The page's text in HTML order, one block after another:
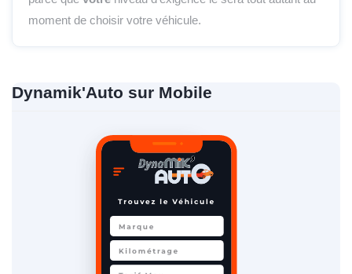
moment de choisir votre véhicule.
Dynamik'Auto sur Mobile